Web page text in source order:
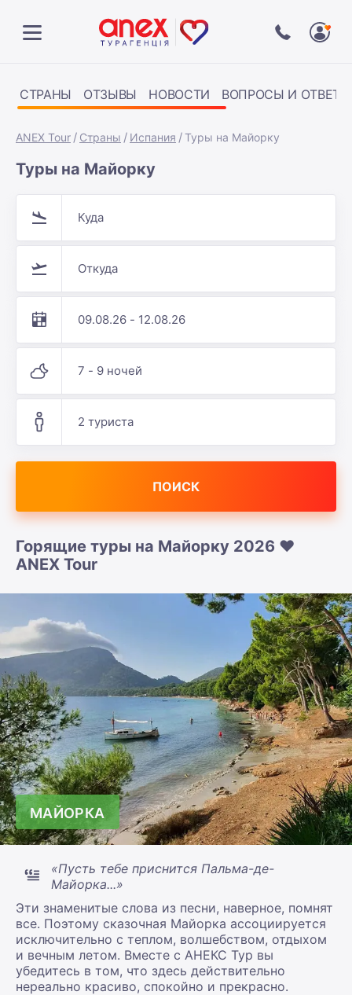
СТРАНЫ ОТЗЫВЫ НОВОСТИ ВОПРОСЫ И ОТВЕТЫ
ANEX Tour Страны Испания Туры на Майорку
Туры на Майорку
Куда
Откуда
09.08.26 - 12.08.26
7 - 9 ночей
2 туриста
ПОИСК
Горящие туры на Майорку 2026 ❤️
ANEX Tour
МАЙОРКА
«Пусть тебе приснится Пальма-де-
Майорка...»
Эти знаменитые слова из песни, наверное, помнят
все. Поэтому сказочная Майорка ассоциируется
исключительно с теплом, волшебством, отдыхом
и вечным летом. Вместе с АНЕКС Тур вы
убедитесь в том, что здесь действительно
нереально красиво, спокойно и прекрасно.